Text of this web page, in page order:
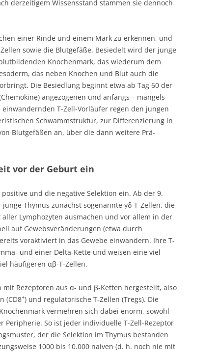
derzeitigem Wissensstand stammen sie dennoch
einer Rinde und einem Mark zu erkennen, und
sowie die Blutgefäße. Besiedelt wird der junge
Knochenmark, das wiederum dem
das neben Knochen und Blut auch die
Die Besiedlung beginnt etwa ab Tag 60 der
angezogenen und anfangs – mangels
T-Zell-Vorläufer regen den jungen
Schwammstruktur, zur Differenzierung in
Blutgefäßen an, über die dann weitere Prä-
vor der Geburt ein
und die negative Selektion ein. Ab der 9.
Thymus zunächst sogenannte γδ-T-Zellen, die
Lymphozyten ausmachen und vor allem in der
auf Gewebsveränderungen (etwa durch
voraktiviert in das Gewebe einwandern. Ihre T-
und einer Delta-Kette und weisen eine viel
häufigeren αβ-T-Zellen.
mit Rezeptoren aus α- und β-Ketten hergestellt, also
(CD8+) und regulatorische T-Zellen (Tregs). Die
vermehren sich dabei enorm, sowohl
Peripherie. So ist jeder individuelle T-Zell-Rezeptor
der die Selektion im Thymus bestanden
1000 bis 10.000 naiven (d. h. noch nie mit